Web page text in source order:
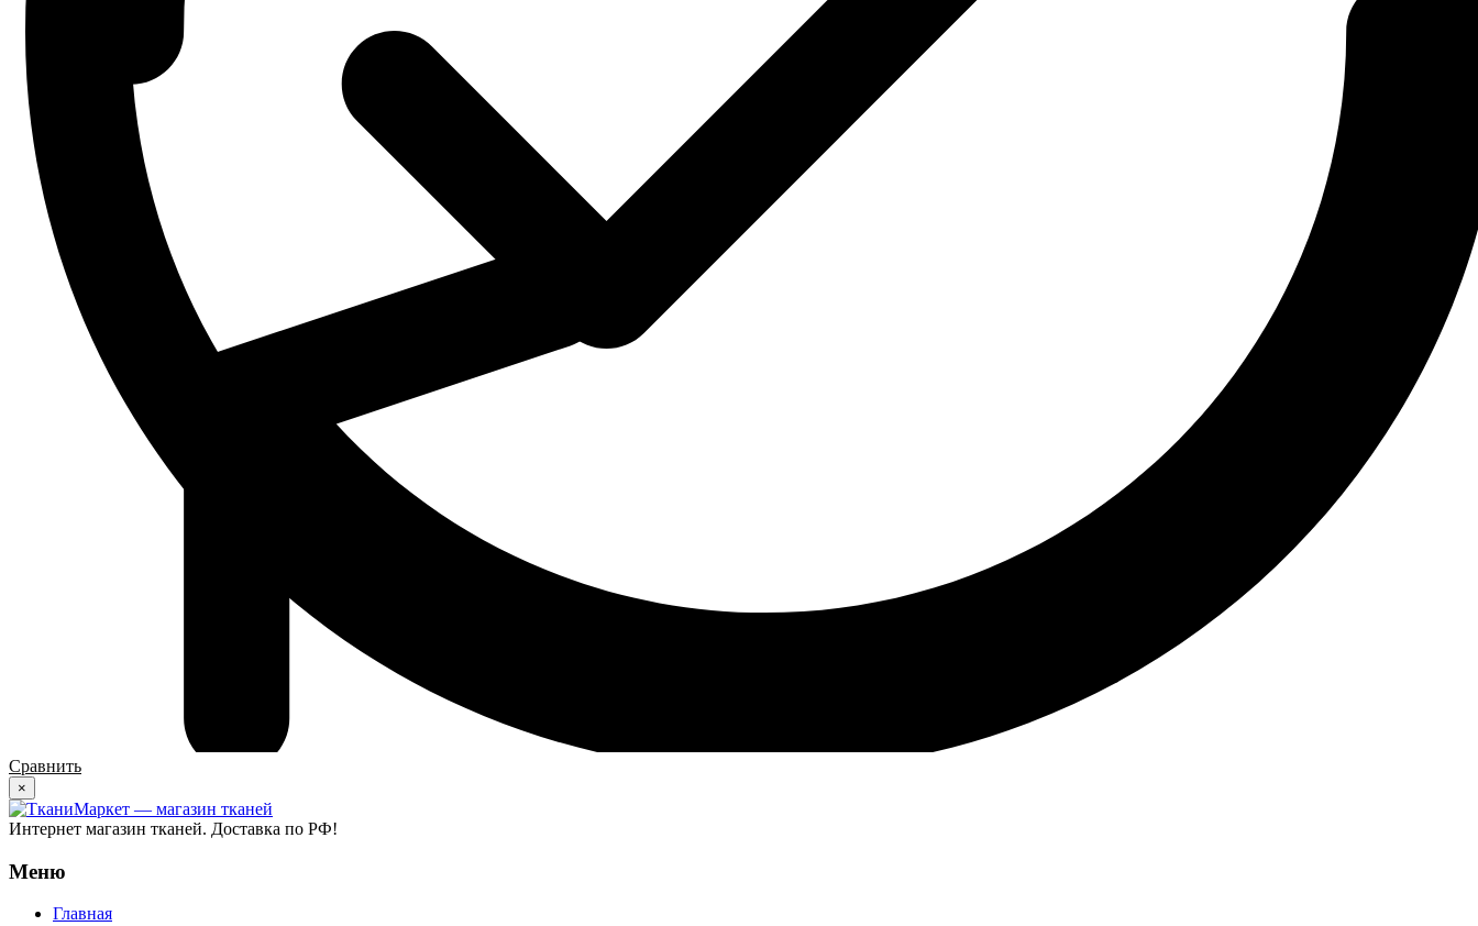
Сравнить
×
Интернет магазин тканей. Доставка по РФ!
Меню
Главная